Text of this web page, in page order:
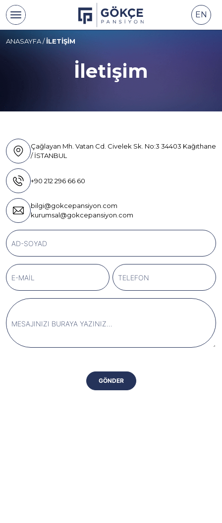
EN
ANASAYFA/İLETIŞIM
İletişim
Çağlayan Mh. Vatan Cd. Civelek Sk. No:3 34403 Kağıthane
/ İSTANBUL
+90 212 296 66 60
bilgi@gokcepansiyon.com
kurumsal@gokcepansiyon.com